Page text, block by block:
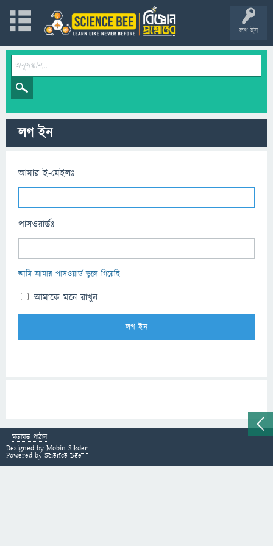
লগ ইন
লগ ইন
আমার ই-মেইলঃ
পাসওয়ার্ডঃ
আমি আমার পাসওয়ার্ড ভুলে গিয়েছি
আমাকে মনে রাখুন
মতামত পাঠান
Designed by Mobin Sikder
Powered by Science Bee